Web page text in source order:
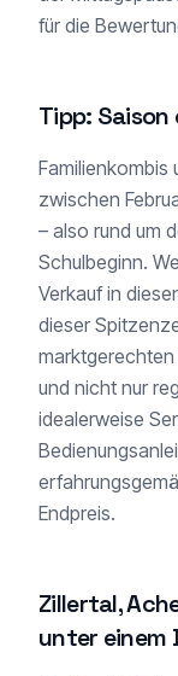
für die
Tipp:
Familienkombis
zwischen
– also rund um
Schulbeginn.
Verkauf in
dieser
marktgerechten
und nicht nur
idealerweise
Endpreis.
Zillertal,
unter einem